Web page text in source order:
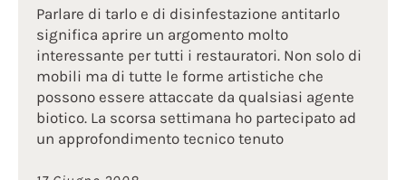
Parlare di tarlo e di disinfestazione antitarlo
significa aprire un argomento molto
interessante per tutti i restauratori. Non solo di
mobili ma di tutte le forme artistiche che
possono essere attaccate da qualsiasi agente
biotico. La scorsa settimana ho partecipato ad
un approfondimento tecnico tenuto